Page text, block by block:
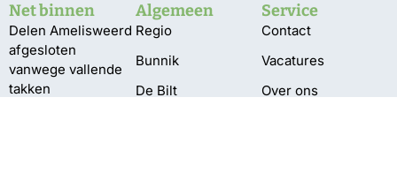
Net binnen
Delen Amelisweerd
afgesloten
vanwege vallende
takken
Algemeen
Regio
Bunnik
De Bilt
Service
Contact
Vacatures
Over ons